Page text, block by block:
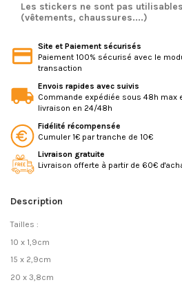
Les stickers ne sont pas
(vêtements, chaussures....)
Site et Paiement sécurisés
Paiement 100% sécurisé avec le
transaction
Envois rapides avec suivis
Commande expédiée sous 48h max
livraison en 24/48h
Fidélité récompensée
Cumuler 1€ par tranche de 10€
Livraison gratuite
Livraison offerte à partir de 60€
Description
Tailles :
10 x 1,9cm
15 x 2,9cm
20 x 3,8cm